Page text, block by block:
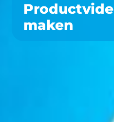
maken